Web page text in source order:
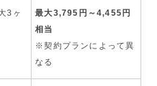
3ヶ
最大3,795円～4,455円
相当
※契約プランによって異
なる